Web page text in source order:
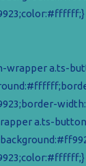
wrapper a.ts-
a.ts-